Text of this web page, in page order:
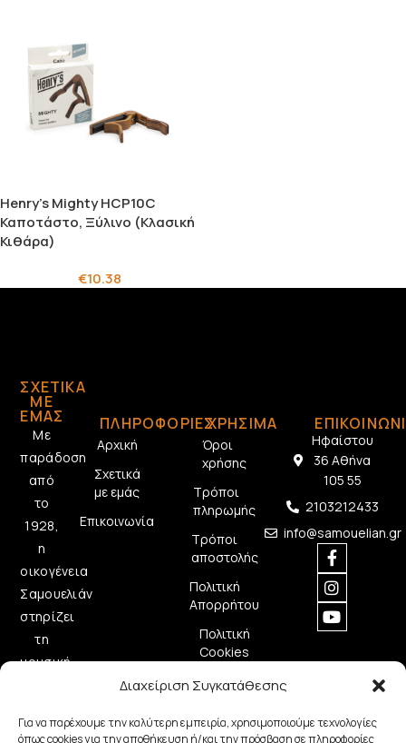
Διαχείριση Συγκατάθεσης
Για να παρέχουμε την καλύτερη εμπειρία, χρησιμοποιούμε τεχνολογίες
όπως cookies για την αποθήκευση ή/και την πρόσβαση σε πληροφορίες
Henry’s Mighty HCP10C
Καποτάστο, Ξύλινο (Κλασική
Κιθάρα)
€10.38
ΣΧΕΤΙΚΆ
ΜΕ
ΕΜΆΣ
Με
παράδοση
από
το
1928,
η
οικογένεια
Σαμουελιάν
στηρίζει
τη
μουσική
ποιοτικά
ΠΛΗΡΟΦΟΡΙΕΣ
Αρχική
Σχετικά
με εμάς
Επικοινωνία
ΧΡΗΣΙΜΑ
Όροι
χρήσης
Τρόποι
πληρωμής
Τρόποι
αποστολής
Πολιτική
Απορρήτου
Πολιτική
Cookies
Ηφαίστου
36 Αθήνα
105 55
2103212433
info@samouelian.gr